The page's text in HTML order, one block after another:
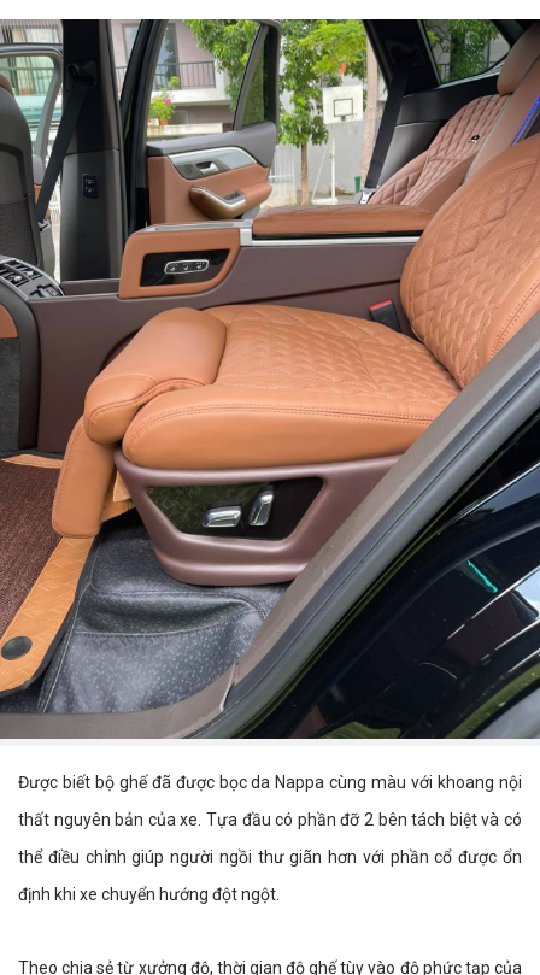
Được biết bộ ghế đã được bọc da Nappa cùng màu với khoang nội
thất nguyên bản của xe. Tựa đầu có phần đỡ 2 bên tách biệt và có
thể điều chỉnh giúp người ngồi thư giãn hơn với phần cổ được ổn
định khi xe chuyển hướng đột ngột.
Theo chia sẻ từ xưởng độ, thời gian độ ghế tùy vào độ phức tạp của